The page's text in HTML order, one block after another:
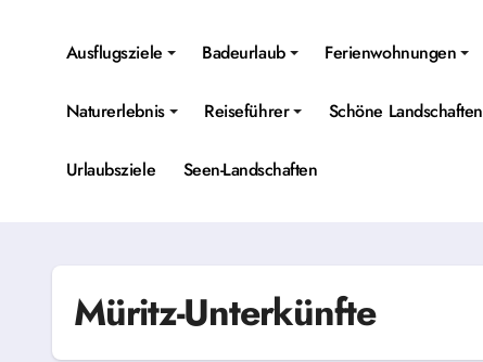
Ausflugsziele Badeurlaub Ferienwohnungen
Naturerlebnis Reiseführer Schöne Landschaften
Urlaubsziele Seen-Landschaften
Müritz-Unterkünfte